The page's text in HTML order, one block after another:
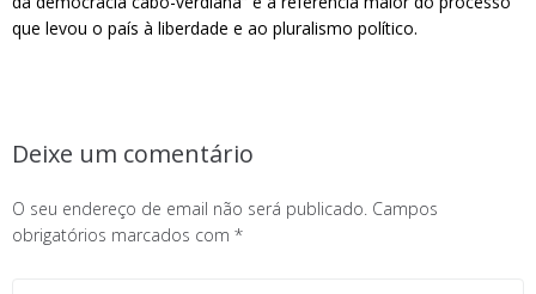
que levou o país à liberdade e ao pluralismo político.
Deixe um comentário
O seu endereço de email não será publicado. Campos
obrigatórios marcados com *